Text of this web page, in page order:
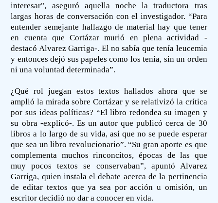
interesar", aseguró aquella noche la traductora tras
largas horas de conversación con el investigador. “Para
entender semejante hallazgo de material hay que tener
en cuenta que Cortázar murió en plena actividad -
destacó Alvarez Garriga-. El no sabía que tenía leucemia
y entonces dejó sus papeles como los tenía, sin un orden
ni una voluntad determinada”.
¿Qué rol juegan estos textos hallados ahora que se
amplió la mirada sobre Cortázar y se relativizó la crítica
por sus ideas políticas? “El libro redondea su imagen y
su obra -explicó-. Es un autor que publicó cerca de 30
libros a lo largo de su vida, así que no se puede esperar
que sea un libro revolucionario”. “Su gran aporte es que
complementa muchos rinconcitos, épocas de las que
muy pocos textos se conservaban”, apuntó Alvarez
Garriga, quien instala el debate acerca de la pertinencia
de editar textos que ya sea por acción u omisión, un
escritor decidió no dar a conocer en vida.